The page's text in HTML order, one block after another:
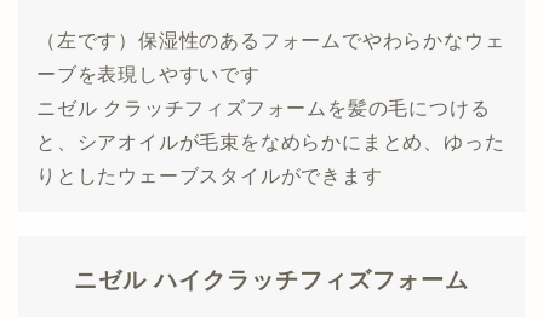
（左です）保湿性のあるフォームでやわらかなウェ
ーブを表現しやすいです
ニゼル クラッチフィズフォームを髪の毛につける
と、シアオイルが毛束をなめらかにまとめ、ゆった
りとしたウェーブスタイルができます
ニゼル ハイクラッチフィズフォーム